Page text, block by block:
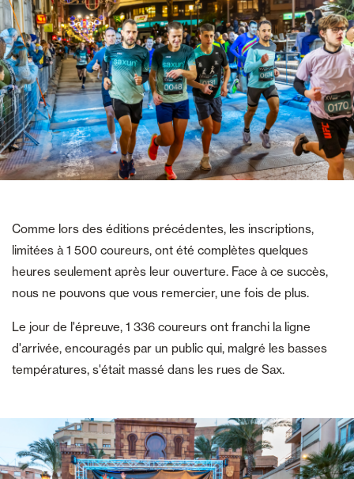
Comme lors des éditions précédentes, les inscriptions,
limitées à 1 500 coureurs, ont été complètes quelques
heures seulement après leur ouverture. Face à ce succès,
nous ne pouvons que vous remercier, une fois de plus.
Le jour de l'épreuve, 1 336 coureurs ont franchi la ligne
d'arrivée, encouragés par un public qui, malgré les basses
températures, s'était massé dans les rues de Sax.